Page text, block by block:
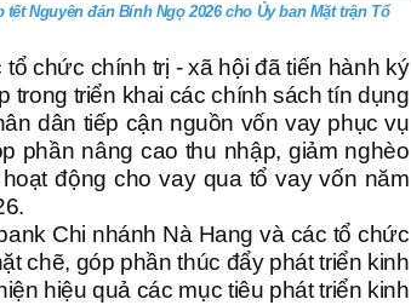
Nguyên đán Bính Ngọ 2026 cho Ủy ban Mặt trận Tổ
chức chính trị - xã hội đã tiến hành ký
trong triển khai các chính sách tín dụng
dân tiếp cận nguồn vốn vay phục vụ
phần nâng cao thu nhập, giảm nghèo
động cho vay qua tổ vay vốn năm
Chi nhánh Nà Hang và các tổ chức
chẽ, góp phần thúc đẩy phát triển kinh
hiệu quả các mục tiêu phát triển kinh